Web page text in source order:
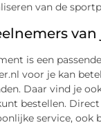
van de
is een
voor je kan
Daar vind je
bestellen.
service, ook